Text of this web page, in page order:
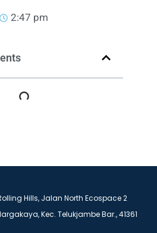
2:47 pm
Hills, Jalan North Ecospace 2
Kec. Telukjambe Bar., 41361